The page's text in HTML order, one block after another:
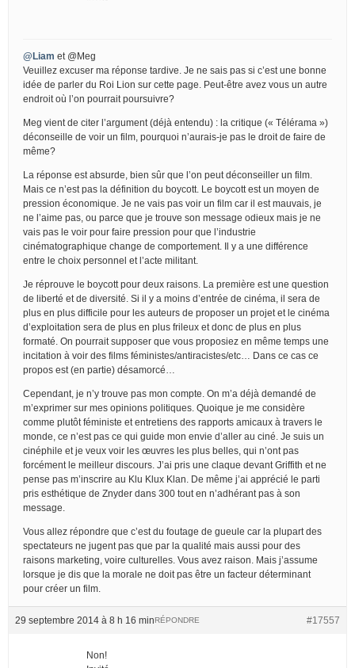
@Liam et @Meg
Veuillez excuser ma réponse tardive. Je ne sais pas si c’est une bonne
idée de parler du Roi Lion sur cette page. Peut-être avez vous un autre
endroit où l’on pourrait poursuivre?
Meg vient de citer l’argument (déjà entendu) : la critique (« Télérama »)
déconseille de voir un film, pourquoi n’aurais-je pas le droit de faire de
même?
La réponse est absurde, bien sûr que l’on peut déconseiller un film.
Mais ce n’est pas la définition du boycott. Le boycott est un moyen de
pression économique. Je ne vais pas voir un film car il est mauvais, je
ne l’aime pas, ou parce que je trouve son message odieux mais je ne
vais pas le voir pour faire pression pour que l’industrie
cinématographique change de comportement. Il y a une différence
entre le choix personnel et l’acte militant.
Je réprouve le boycott pour deux raisons. La première est une question
de liberté et de diversité. Si il y a moins d’entrée de cinéma, il sera de
plus en plus difficile pour les auteurs de proposer un projet et le cinéma
d’exploitation sera de plus en plus frileux et donc de plus en plus
formaté. On pourrait supposer que vous proposiez en même temps une
incitation à voir des films féministes/antiracistes/etc… Dans ce cas ce
propos est (en partie) désamorcé…
Cependant, je n’y trouve pas mon compte. On m’a déjà demandé de
m’exprimer sur mes opinions politiques. Quoique je me considère
comme plutôt féministe et entretiens des rapports amicaux à travers le
monde, ce n’est pas ce qui guide mon envie d’aller au ciné. Je suis un
cinéphile et je veux voir les œuvres les plus belles, qui n’ont pas
forcément le meilleur discours. J’ai pris une claque devant Griffith et ne
pense pas m’inscrire au Klu Klux Klan. De même j’ai apprécié le parti
pris esthétique de Znyder dans 300 tout en n’adhérant pas à son
message.
Vous allez répondre que c’est du foutage de gueule car la plupart des
spectateurs ne jugent pas que par la qualité mais aussi pour des
raisons marketing, voire culturelles. Vous avez raison. Mais j’assume
lorsque je dis que la morale ne doit pas être un facteur déterminant
pour créer un film.
29 septembre 2014 à 8 h 16 min #17557
RÉPONDRE
Non!